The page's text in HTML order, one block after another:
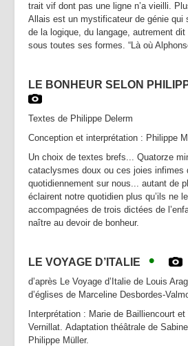
trait vif dont pas une ligne n’a vieilli.
Allais est un mystificateur de génie qui
de la logique, du langage, autrement
sous toutes ses formes. “Là où
LE BONHEUR SELON
Textes de Philippe Delerm
Conception et interprétation : Philippe
Un choix de textes brefs... Quatorze
cataclysmes doux ou ces joies infimes
quotidiennement sur nous... autant de
éclairent notre quotidien plus qu’ils ne
accompagnées de trois dictées de
naître au devoir de bonheur.
LE VOYAGE D’ITALIE •
d’après Le Voyage d’Italie de Louis
d’églises de Marceline Desbordes-
Interprétation : Marie de Bailliencourt
Vernillat. Adaptation théâtrale de
Philippe Müller.